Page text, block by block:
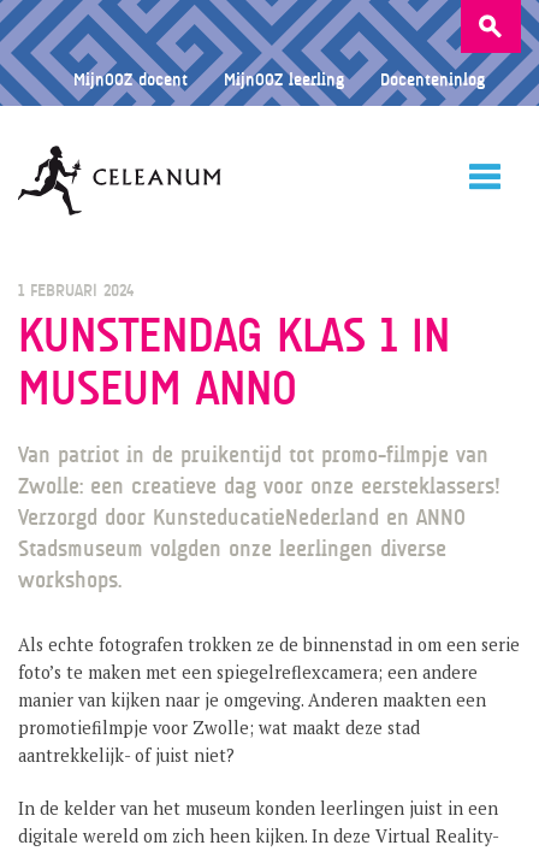
Zoeken
naar:
MijnOOZ docent MijnOOZ leerling Docenteninlog
CELEANUM
ONDERWIJS
GROEP 8 / JONG CELEANUM
1 FEBRUARI 2024
KUNSTENDAG KLAS 1 IN
MUSEUM ANNO
Van patriot in de pruikentijd tot promo-filmpje van
Zwolle: een creatieve dag voor onze eersteklassers!
Verzorgd door KunsteducatieNederland en ANNO
Stadsmuseum volgden onze leerlingen diverse
workshops.
Als echte fotografen trokken ze de binnenstad in om een serie
foto’s te maken met een spiegelreflexcamera; een andere
manier van kijken naar je omgeving. Anderen maakten een
promotiefilmpje voor Zwolle; wat maakt deze stad
aantrekkelijk- of juist niet?
In de kelder van het museum konden leerlingen juist in een
digitale wereld om zich heen kijken. In deze Virtual Reality-